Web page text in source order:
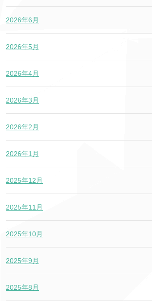
2026年6月
2026年5月
2026年4月
2026年3月
2026年2月
2026年1月
2025年12月
2025年11月
2025年10月
2025年9月
2025年8月